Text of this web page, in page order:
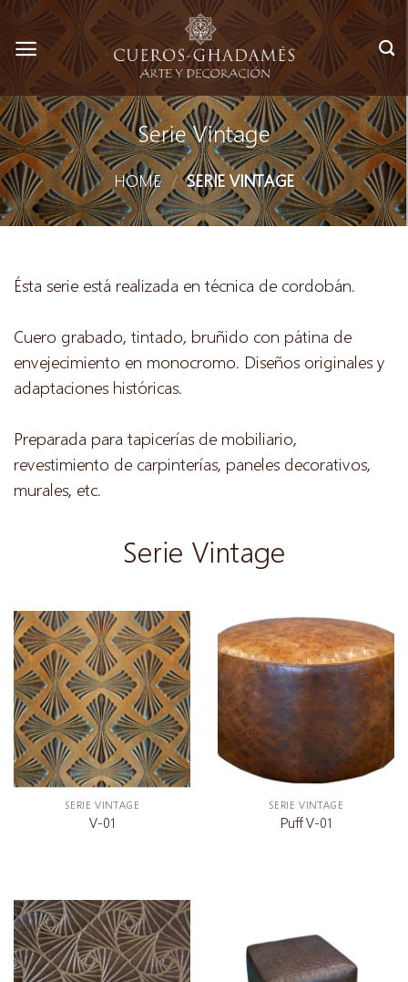
Skip
content
Serie Vintage
HOME / SERIE VINTAGE
Ésta serie está realizada en técnica de cordobán.
Cuero grabado, tintado, bruñido con pátina de
envejecimiento en monocromo. Diseños originales y
adaptaciones históricas.
Preparada para tapicerías de mobiliario,
revestimiento de carpinterías, paneles decorativos,
murales, etc.
Serie Vintage
SERIE VINTAGE
V-01
SERIE VINTAGE
Puff V-01